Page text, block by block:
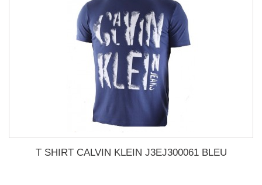
T SHIRT CALVIN KLEIN J3EJ300061 BLEU